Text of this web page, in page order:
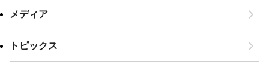
メディア
トピックス